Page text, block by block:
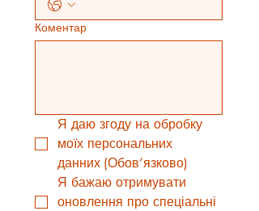
Коментар
Я даю згоду на обробку
моїх персональних
данних (Обов’язково)
Я бажаю отримувати
оновлення про спеціальні